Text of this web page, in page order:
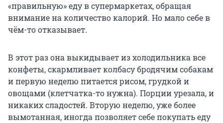
«правильную» еду в супермаркетах, обращая
внимание на количество калорий. Но мало себе в
чём-то отказывает.
В этот раз она выкидывает из холодильника все
конфеты, скармливает колбасу бродячим собакам
и первую неделю питается рисом, грудкой и
овощами (клетчатка-то нужна). Порции урезала, и
никаких сладостей. Вторую неделю, уже более
вымотанная, иногда позволяет себе покупать еду